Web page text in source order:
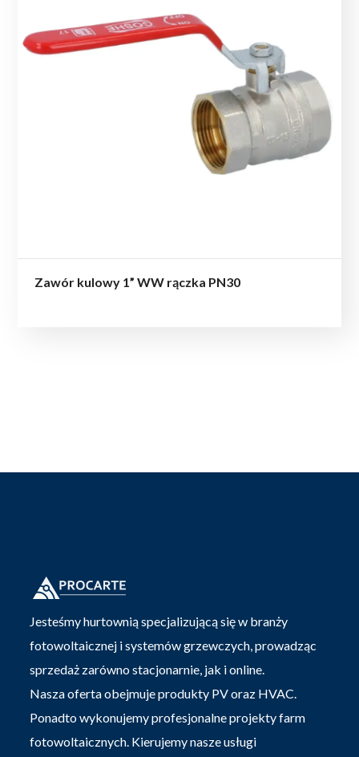
Zawór kulowy 1” WW rączka PN30
Jesteśmy hurtownią specjalizującą się w branży
fotowoltaicznej i systemów grzewczych, prowadząc
sprzedaż zarówno stacjonarnie, jak i online.
Nasza oferta obejmuje produkty PV oraz HVAC.
Ponadto wykonujemy profesjonalne projekty farm
fotowoltaicznych. Kierujemy nasze usługi